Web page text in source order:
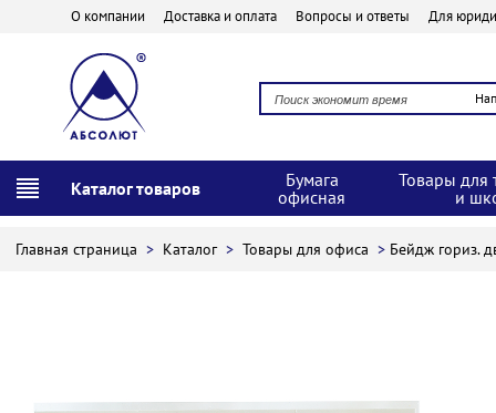
О компании Доставка и оплата Вопросы и ответы Для
Каталог товаров
Бумага
офисная
Товары для
и
Главная страница > Каталог > Товары для офиса > Бейдж гориз.